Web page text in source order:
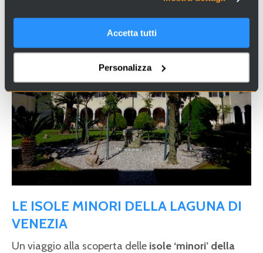
Accetta tutti
Personalizza
LE ISOLE MINORI DELLA LAGUNA DI
VENEZIA
Un viaggio alla scoperta delle isole ‘minori’ della